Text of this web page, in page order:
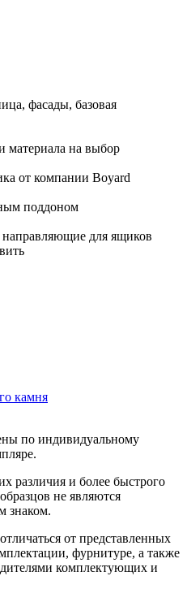
фасады, базовая
материала на выбор
от компании Boyard
поддоном
для ящиков
камня
по индивидуальному
различия и более быстрого
не являются
знаком.
от представленных
фурнитуре, а также
комплектующих и